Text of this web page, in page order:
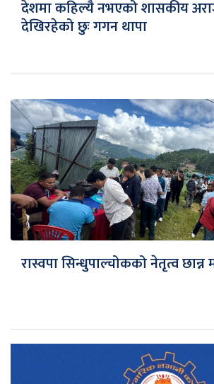
देशमा कहिल्यै नभएको शासकीय
देखिरहेको छुः गगन थापा
रास्वपा सिन्धुपाल्चोकको नेतृत्व